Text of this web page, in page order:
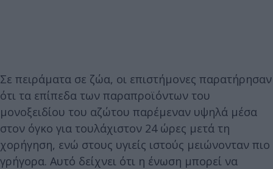
Σε πειράματα σε ζώα, οι επιστήμονες παρατήρησαν
ότι τα επίπεδα των παραπροϊόντων του
μονοξειδίου του αζώτου παρέμεναν υψηλά μέσα
στον όγκο για τουλάχιστον 24 ώρες μετά τη
χορήγηση, ενώ στους υγιείς ιστούς μειώνονταν πιο
γρήγορα. Αυτό δείχνει ότι η ένωση μπορεί να